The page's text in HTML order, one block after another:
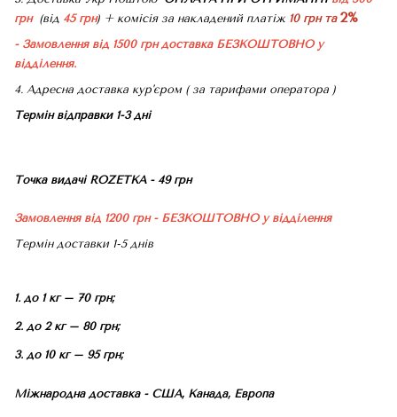
грн (від 45 грн) + комісія за накладений платіж 10 грн та 2%
- Замовлення від 1500 грн доставка БЕЗКОШТОВНО у
відділення.
4. Адресна доставка кур'єром ( за тарифами оператора )
Термін відправки 1-3 дні
Точка видачі ROZETKA - 49 грн
Замовлення від 1200 грн - БЕЗКОШТОВНО у відділення
Термін доставки 1-5 днів
1. до 1 кг – 70 грн;
2. до 2 кг – 80 грн;
3. до 10 кг – 95 грн;
Міжнародна доставка - США, Канада, Европа